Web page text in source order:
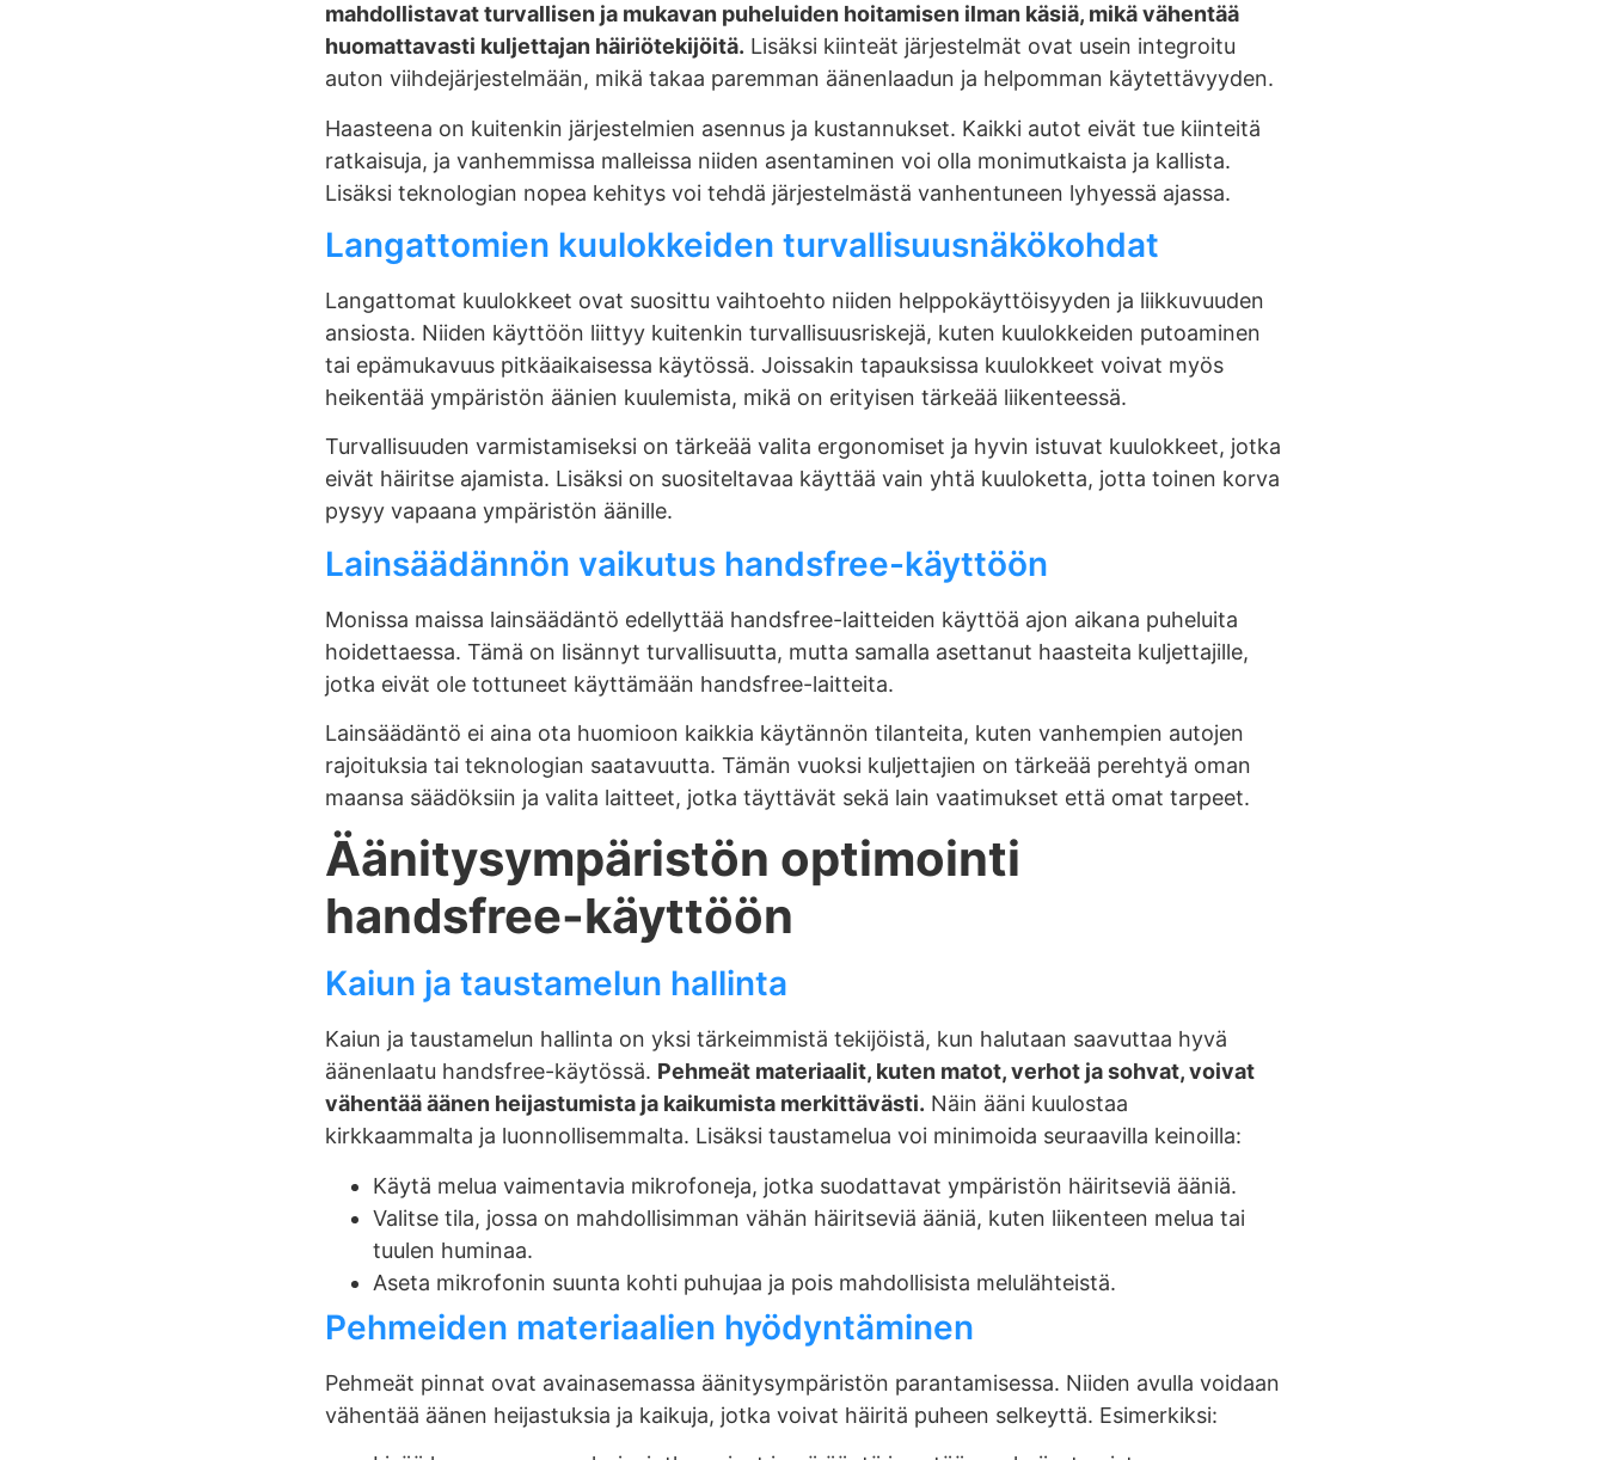
mahdollistavat turvallisen ja mukavan puheluiden hoitamisen ilman käsiä, mikä vähentää
huomattavasti kuljettajan häiriötekijöitä. Lisäksi kiinteät järjestelmät ovat usein integroitu
auton viihdejärjestelmään, mikä takaa paremman äänenlaadun ja helpomman käytettävyyden.
Haasteena on kuitenkin järjestelmien asennus ja kustannukset. Kaikki autot eivät tue kiinteitä
ratkaisuja, ja vanhemmissa malleissa niiden asentaminen voi olla monimutkaista ja kallista.
Lisäksi teknologian nopea kehitys voi tehdä järjestelmästä vanhentuneen lyhyessä ajassa.
Langattomien kuulokkeiden turvallisuusnäkökohdat
Langattomat kuulokkeet ovat suosittu vaihtoehto niiden helppokäyttöisyyden ja liikkuvuuden
ansiosta. Niiden käyttöön liittyy kuitenkin turvallisuusriskejä, kuten kuulokkeiden putoaminen
tai epämukavuus pitkäaikaisessa käytössä. Joissakin tapauksissa kuulokkeet voivat myös
heikentää ympäristön äänien kuulemista, mikä on erityisen tärkeää liikenteessä.
Turvallisuuden varmistamiseksi on tärkeää valita ergonomiset ja hyvin istuvat kuulokkeet, jotka
eivät häiritse ajamista. Lisäksi on suositeltavaa käyttää vain yhtä kuuloketta, jotta toinen korva
pysyy vapaana ympäristön äänille.
Lainsäädännön vaikutus handsfree-käyttöön
Monissa maissa lainsäädäntö edellyttää handsfree-laitteiden käyttöä ajon aikana puheluita
hoidettaessa. Tämä on lisännyt turvallisuutta, mutta samalla asettanut haasteita kuljettajille,
jotka eivät ole tottuneet käyttämään handsfree-laitteita.
Lainsäädäntö ei aina ota huomioon kaikkia käytännön tilanteita, kuten vanhempien autojen
rajoituksia tai teknologian saatavuutta. Tämän vuoksi kuljettajien on tärkeää perehtyä oman
maansa säädöksiin ja valita laitteet, jotka täyttävät sekä lain vaatimukset että omat tarpeet.
Äänitysympäristön optimointi
handsfree-käyttöön
Kaiun ja taustamelun hallinta
Kaiun ja taustamelun hallinta on yksi tärkeimmistä tekijöistä, kun halutaan saavuttaa hyvä
äänenlaatu handsfree-käytössä. Pehmeät materiaalit, kuten matot, verhot ja sohvat, voivat
vähentää äänen heijastumista ja kaikumista merkittävästi. Näin ääni kuulostaa
kirkkaammalta ja luonnollisemmalta. Lisäksi taustamelua voi minimoida seuraavilla keinoilla:
Käytä melua vaimentavia mikrofoneja, jotka suodattavat ympäristön häiritseviä ääniä.
Valitse tila, jossa on mahdollisimman vähän häiritseviä ääniä, kuten liikenteen melua tai
tuulen huminaa.
Aseta mikrofonin suunta kohti puhujaa ja pois mahdollisista melulähteistä.
Pehmeiden materiaalien hyödyntäminen
Pehmeät pinnat ovat avainasemassa äänitysympäristön parantamisessa. Niiden avulla voidaan
vähentää äänen heijastuksia ja kaikuja, jotka voivat häiritä puheen selkeyttä. Esimerkiksi: